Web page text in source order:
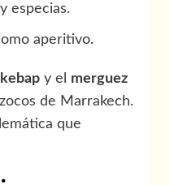
especias.
aperitivo.
kebap y el merguez
de Marrakech.
que